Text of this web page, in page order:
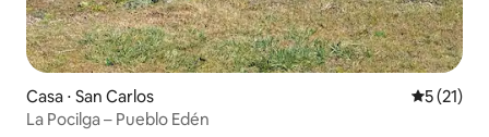
Casa ⋅ San Carlos 5 de uma
5 (21)
La Pocilga – Pueblo Edén